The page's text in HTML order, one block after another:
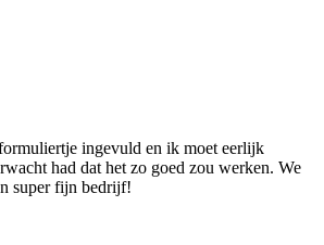
ingevuld en ik moet eerlijk
had dat het zo goed zou werken. We
super fijn bedrijf!